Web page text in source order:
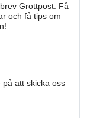
Grottpost. Få
och få tips om
att skicka oss